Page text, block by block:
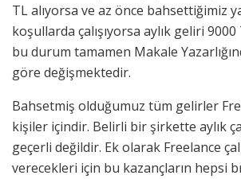
TL alıyorsa ve az önce bahsettiğimiz
koşullarda çalışıyorsa aylık geliri 9000
bu durum tamamen Makale
göre değişmektedir.
Bahsetmiş olduğumuz tüm gelirler
kişiler içindir. Belirli bir şirkette aylık
geçerli değildir. Ek olarak Freelance
verecekleri için bu kazançların hepsi